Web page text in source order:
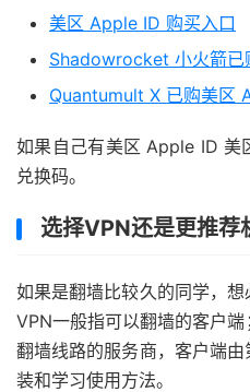
美区 Apple ID 购买入口
Shadowrocket 小火箭已
Quantumult X 已购美区
如果自己有美区 Apple ID 美
兑换码。
选择VPN还是更推荐
如果是翻墙比较久的同学，想
VPN一般指可以翻墙的客户
翻墙线路的服务商，客户端
装和学习使用方法。